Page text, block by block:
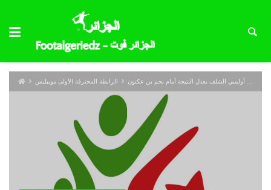
الرابطة المحترفة الأولى موبيليس الرابطة المحترفة الأولى: أولمبي الشلف يعدل النتيجة أمام نجم بن عكنون